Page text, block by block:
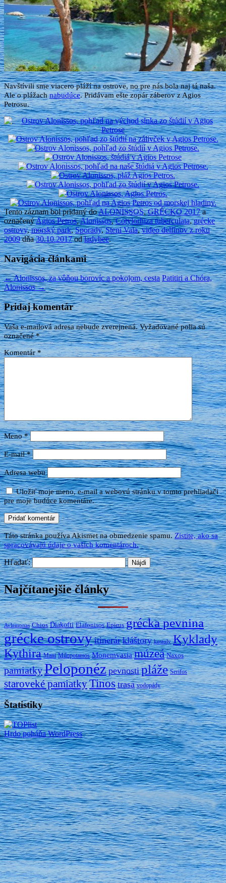
Navštívili sme viacero pláží na ostrove, no pre nás bola naj tá naša.
Ale o plážachnabudúce. Pridávam ešte zopár záberov z Agios
Petrosu.
Tento záznam bol pridaný doALONISSOS,GRÉCKO 2017a
označenýAgios Petros,Alonissos,Cotylorhiza tuberculata,grécke
ostrovy,morský park,Sporady,Steni Vala,video delfínov z roku
2009dňa30.10.2017odladybee.
Navigácia článkami
←Alonissos, za vôňou borovíc a pokojom, cesta Patitiri a Chóra,
Alonissos→
Pridaj komentár
Vaša e-mailová adresa nebude zverejnená. Vyžadované polia sú
označené*
Komentár*
Meno*
E-mail*
Adresa webu
Uložiť moje meno, e-mail a webovú stránku v tomto prehliadači
pre moje budúce komentáre.
Táto stránka používa Akismet na obmedzenie spamu. Zistite, ako sa
spracovávajú údaje o vašich komentároch.
Hľadať:
Najčítanejšie články
Avlemonas Chios Diakofti Elafonisos Epirus grécka pevnina
grécke ostrovy itinerár kláštory kostoly Kyklady
Kythira Mani Milopotamos Monemvasia múzeá Naxos
pamiatkyPeloponéz pevnosti pláže Serifos
staroveké pamiatkyTinos trasa vodopády
Štatistiky
Hrdo poháňa WordPress